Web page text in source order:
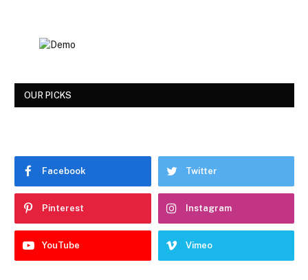
OUR PICKS
Facebook Twitter
Pinterest Instagram
YouTube Vimeo